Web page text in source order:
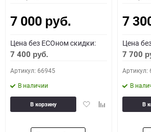
7 000 руб.
Цена без ECOном скидки:
7 400 руб.
Артикул: 66945
В наличии
ДобавитьДобавить
В корзину
7
Цена
7 700
Артикул:
В
В